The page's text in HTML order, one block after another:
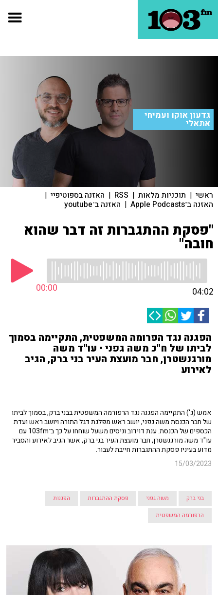
גדעון אוקו ועמיחי
אתאלי
ראשי | תוכניות מלאות |
RSS
| האזנה בספוטיפיי |
האזנה ב־Apple Podcasts | האזנה ב־youtube
"פסקת ההתגברות זה דבר שהוא
חובה"
00:00 04:02
הפגנה נגד הפרומה המשפטית, התקיימה בסמוך
לביתו של ח"כ משה גפני • עו"ד משה
מורגנשטרן, חבר מועצת העיר בני ברק, הגיב
לאירוע
אמש (ג') התקיימה הפגנה נגד הרפורמה המשפטית בבני ברק, בסמוך לביתו
של חבר הכנסת משה גפני, יושב ראש מפלגת דגל התורה ויושב ראש ועדת
הכספים של הכנסת. ענת דוידוב וניסים משעל שוחחו על כך ב־103fm עם
עו"ד משה מורגנשטרן, חבר מועצת העיר בני ברק, אשר הגיב לאירוע והסביר
מדוע בעיניו פסקת ההתגברות חייבת לעבור.
15/03/2023
בני ברק משה גפני פסקת ההתגברות
הפגנות
הרפורמה המשפטית